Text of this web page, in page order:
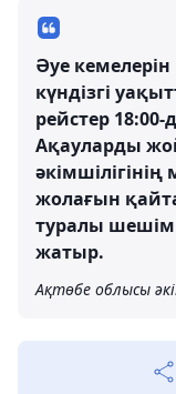
Әуе
күндізгі
рейстер
Ақауларды
жолағын
туралы
жатыр.
Ақтөбе облысы